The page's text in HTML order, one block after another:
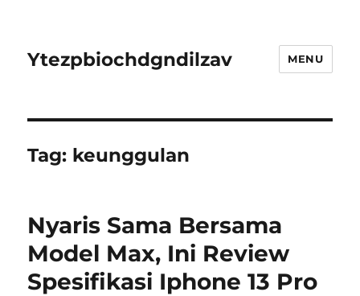
Ytezpbiochdgndilzav MENU
Tag: keunggulan
Nyaris Sama Bersama
Model Max, Ini Review
Spesifikasi Iphone 13 Pro